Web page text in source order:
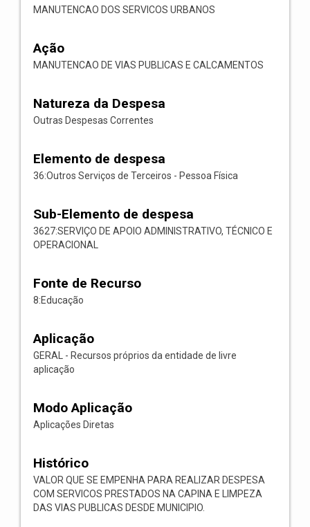
MANUTENCAO DOS SERVICOS URBANOS
Ação
MANUTENCAO DE VIAS PUBLICAS E CALCAMENTOS
Natureza da Despesa
Outras Despesas Correntes
Elemento de despesa
36:Outros Serviços de Terceiros - Pessoa Física
Sub-Elemento de despesa
3627:SERVIÇO DE APOIO ADMINISTRATIVO, TÉCNICO E
OPERACIONAL
Fonte de Recurso
8:Educação
Aplicação
GERAL - Recursos próprios da entidade de livre
aplicação
Modo Aplicação
Aplicações Diretas
Histórico
VALOR QUE SE EMPENHA PARA REALIZAR DESPESA
COM SERVICOS PRESTADOS NA CAPINA E LIMPEZA
DAS VIAS PUBLICAS DESDE MUNICIPIO.